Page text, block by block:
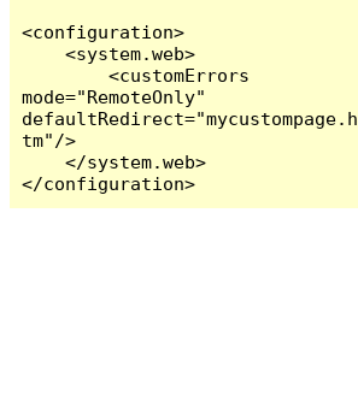
<configuration>
    <system.web>
        <customErrors
mode="RemoteOnly"
defaultRedirect="mycustompage.h
tm"/>
    </system.web>
</configuration>